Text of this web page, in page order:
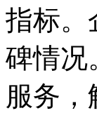
指标。
碑情况
服务